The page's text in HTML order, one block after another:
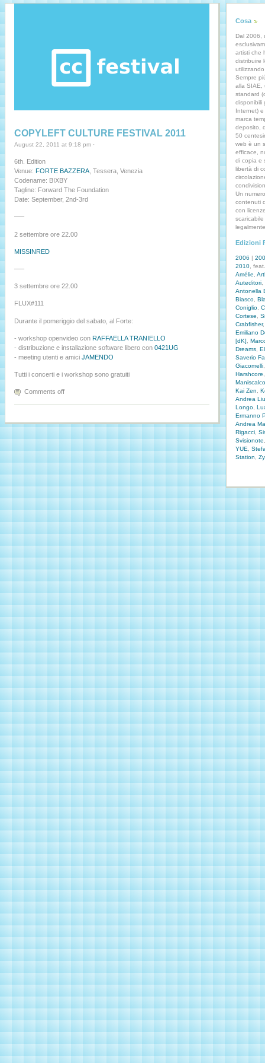
COPYLEFT CULTURE FESTIVAL 2011
August 22, 2011 at 9:18 pm ·
6th. Edition
Venue: FORTE BAZZERA, Tessera, Venezia
Codename: BIXBY
Tagline: Forward The Foundation
Date: September, 2nd-3rd
—–
2 settembre ore 22.00
MISSINRED
—–
3 settembre ore 22.00
FLUX#111
Durante il pomeriggio del sabato, al Forte:
- workshop openvideo con RAFFAELLA TRANIELLO
- distribuzione e installazione software libero con 0421UG
- meeting utenti e amici JAMENDO
Tutti i concerti e i workshop sono gratuiti
Comments off
Cosa
Dal 2006,
artisti che
distribuire
Sempre
alla SIAE,
standard
disponibili
Internet)
marca
deposito,
50
web è un
efficace,
di copia e
libertà di
Un
contenuti
con
Edizioni
2006 |
2010,
Amélie
Auteditori,
Antonella
Biasco,
Coniglio,
Cortese
Crabfisher
Emiliano
[dK]
Dreams,
Saverio
Giacomelli
Harshcore
Kai Zen
Andrea
Longo,
Ermanno
Andrea
Rigacci,
Svisionote
YUE
Station